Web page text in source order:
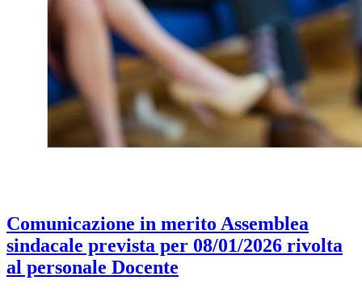
Comunicazione in merito Assemblea
sindacale prevista per 08/01/2026 rivolta
al personale Docente